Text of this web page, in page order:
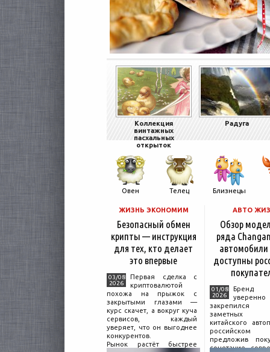
Коллекция
винтажных
пасхальных
открыток
Радуга
Овен Телец Близнецы
ЖИЗНЬ ЭКОНОМИМ
Безопасный обмен
крипты — инструкция
для тех, кто делает
это впервые
03/08
2026
Первая сделка с
криптовалютой
похожа на прыжок с
закрытыми глазами —
курс скачет, а вокруг куча
сервисов, каждый
уверяет, что он выгоднее
конкурентов.
Рынок растёт быстрее
АВТО
Обзор
ряда
автомобили
доступны
01/08
2026
Бренд
уверенно
закрепился
заметных
китайского
российском
предложив
сочетание